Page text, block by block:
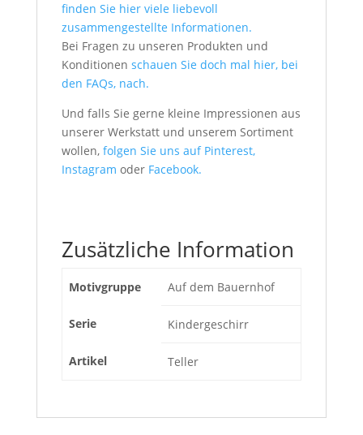
finden Sie hier viele liebevoll
zusammengestellte Informationen.
Bei Fragen zu unseren Produkten und
Konditionen schauen Sie doch mal hier, bei
den FAQs, nach.
Und falls Sie gerne kleine Impressionen aus
unserer Werkstatt und unserem Sortiment
wollen,folgen Sie uns auf Pinterest,
Instagram oder Facebook.
Zusätzliche Information
Motivgruppe Auf dem Bauernhof
Serie Kindergeschirr
Artikel Teller